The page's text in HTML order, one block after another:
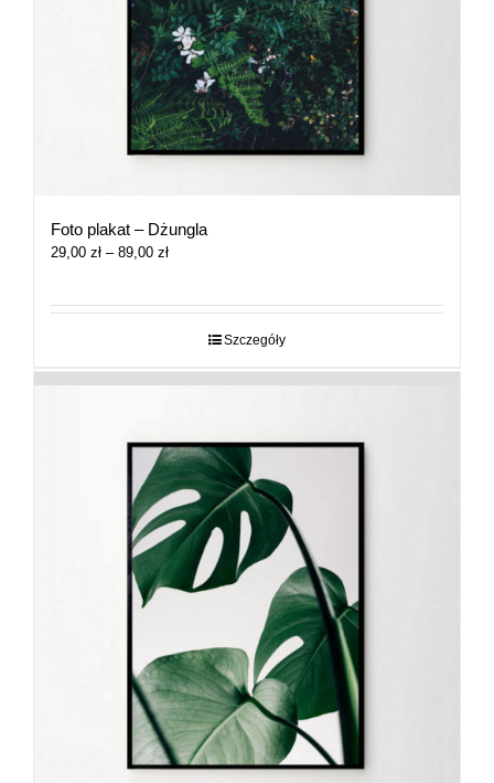
Foto plakat – Dżungla
29,00 zł – 89,00 złZakres
29,00 zł
Szczegóły